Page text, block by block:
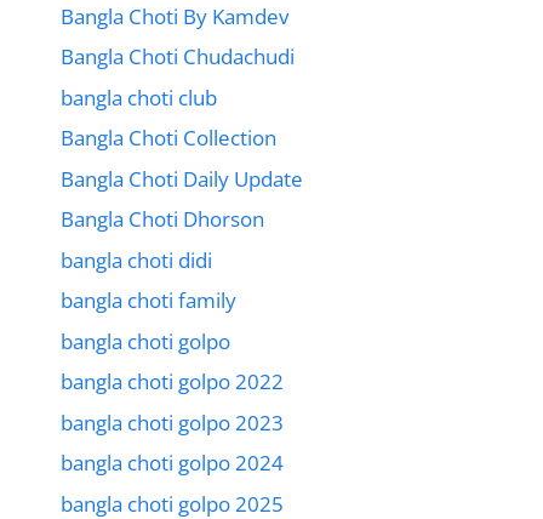
Bangla Choti By Kamdev
Bangla Choti Chudachudi
bangla choti club
Bangla Choti Collection
Bangla Choti Daily Update
Bangla Choti Dhorson
bangla choti didi
bangla choti family
bangla choti golpo
bangla choti golpo 2022
bangla choti golpo 2023
bangla choti golpo 2024
bangla choti golpo 2025